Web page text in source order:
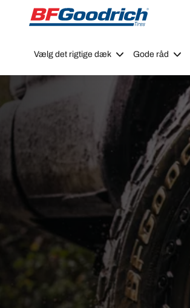
Go to page content
Go to page navigation
Vælg det rigtige dæk Gode råd